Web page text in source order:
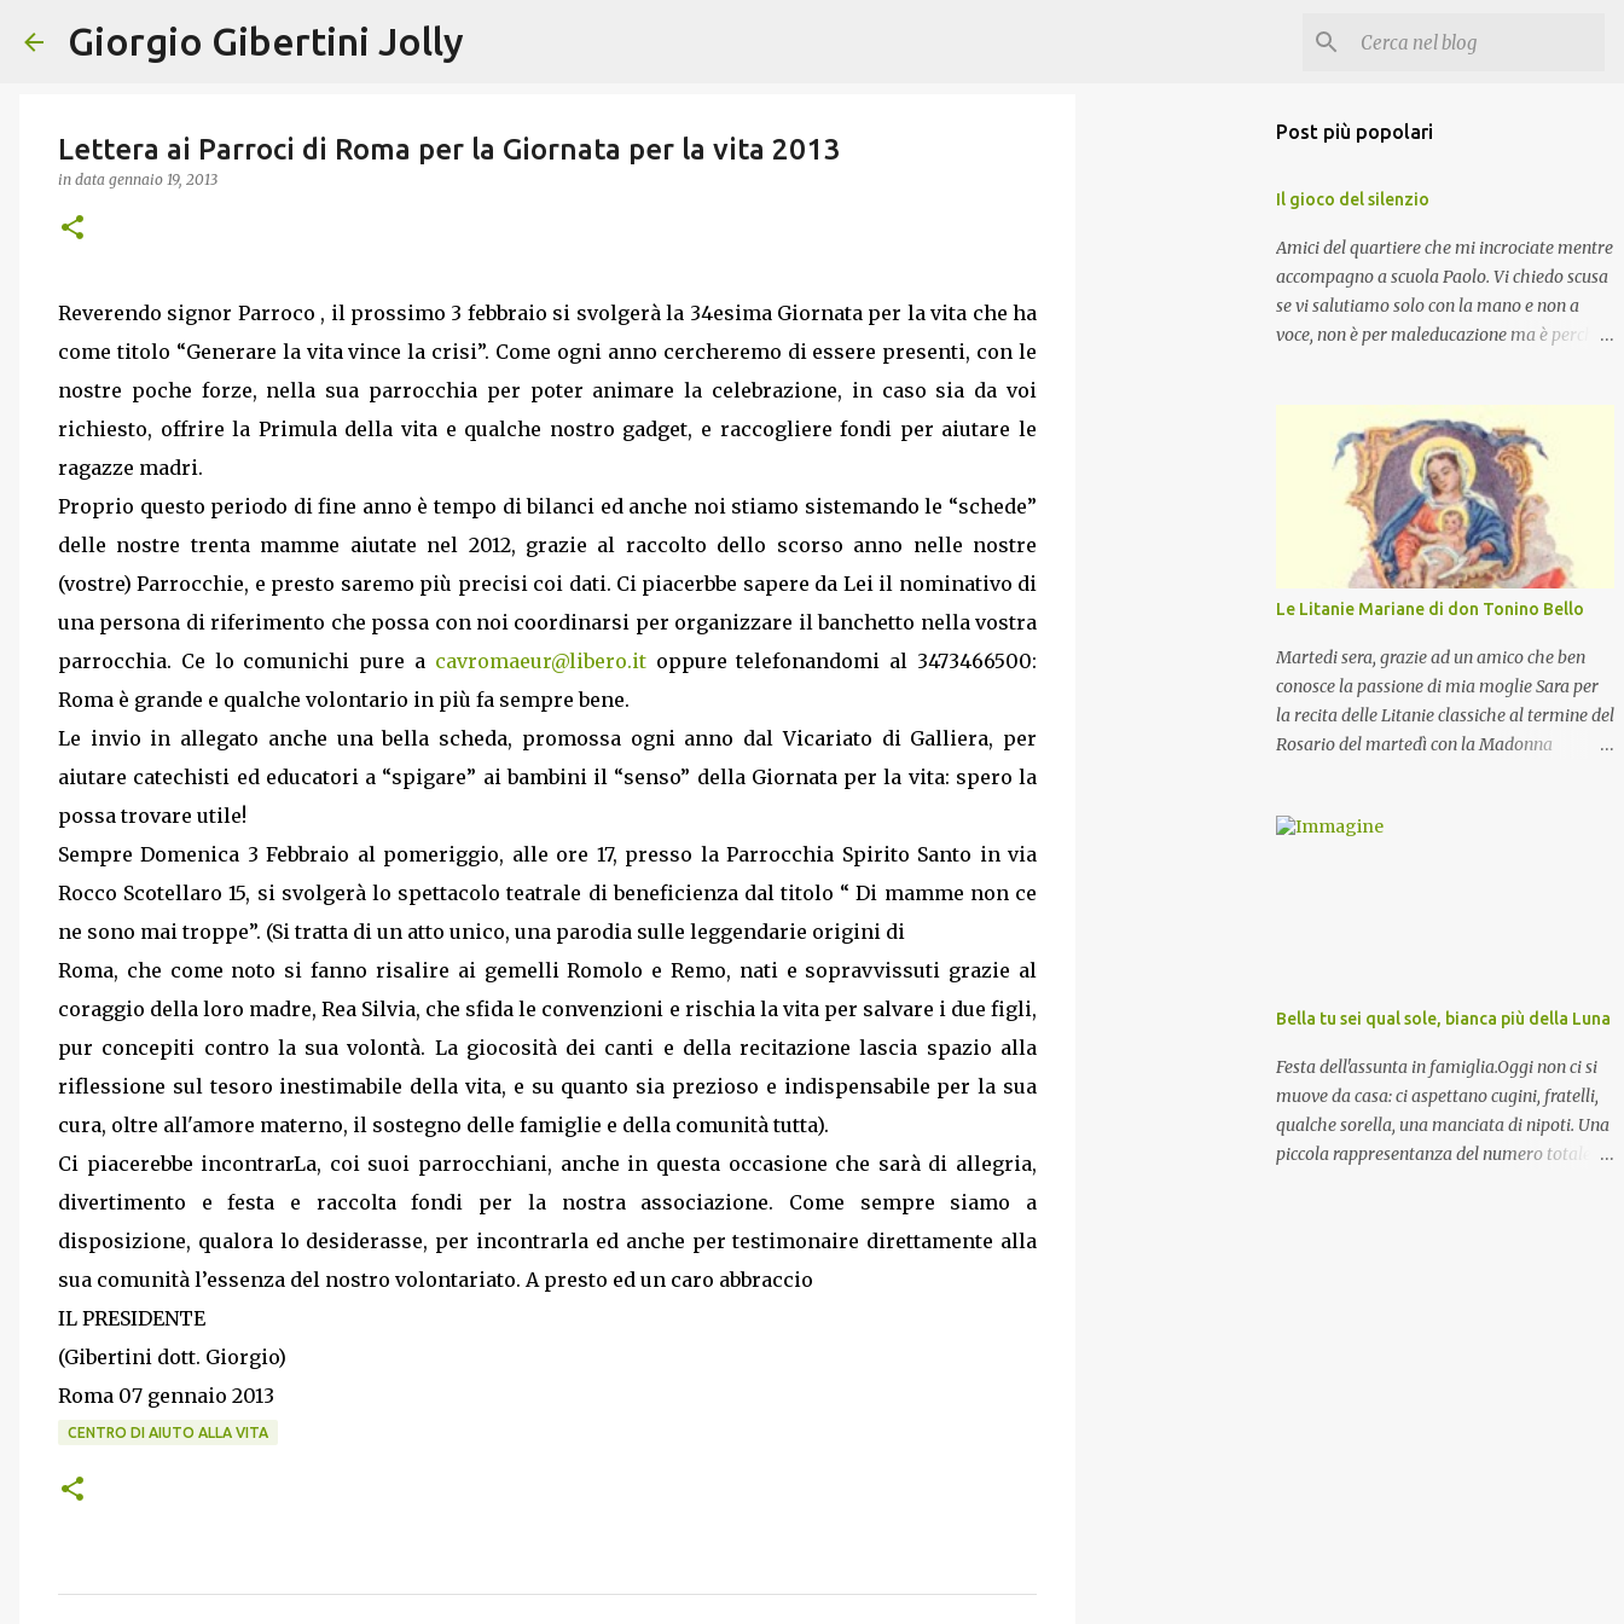
Giorgio Gibertini Jolly
Lettera ai Parroci di Roma per la Giornata per la vita 2013
in data gennaio 19, 2013
Reverendo signor Parroco , il prossimo 3 febbraio si svolgerà la 34esima Giornata per la vita che ha
come titolo “Generare la vita vince la crisi”. Come ogni anno cercheremo di essere presenti, con le
nostre poche forze, nella sua parrocchia per poter animare la celebrazione, in caso sia da voi
richiesto, offrire la Primula della vita e qualche nostro gadget, e raccogliere fondi per aiutare le
ragazze madri.
Proprio questo periodo di fine anno è tempo di bilanci ed anche noi stiamo sistemando le “schede”
delle nostre trenta mamme aiutate nel 2012, grazie al raccolto dello scorso anno nelle nostre
(vostre) Parrocchie, e presto saremo più precisi coi dati. Ci piacerbbe sapere da Lei il nominativo di
una persona di riferimento che possa con noi coordinarsi per organizzare il banchetto nella vostra
parrocchia. Ce lo comunichi pure a cavromaeur@libero.itoppure telefonandomi al 3473466500:
Roma è grande e qualche volontario in più fa sempre bene.
Le invio in allegato anche una bella scheda, promossa ogni anno dal Vicariato di Galliera, per
aiutare catechisti ed educatori a “spigare” ai bambini il “senso” della Giornata per la vita: spero la
possa trovare utile!
Sempre Domenica 3 Febbraio al pomeriggio, alle ore 17, presso la Parrocchia Spirito Santo in via
Rocco Scotellaro 15, si svolgerà lo spettacolo teatrale di beneficienza dal titolo “ Di mamme non ce
ne sono mai troppe”. (Si tratta di un atto unico, una parodia sulle leggendarie origini di
Roma, che come noto si fanno risalire ai gemelli Romolo e Remo, nati e sopravvissuti grazie al
coraggio della loro madre, Rea Silvia, che sfida le convenzioni e rischia la vita per salvare i due figli,
pur concepiti contro la sua volontà. La giocosità dei canti e della recitazione lascia spazio alla
riflessione sul tesoro inestimabile della vita, e su quanto sia prezioso e indispensabile per la sua
cura, oltre all'amore materno, il sostegno delle famiglie e della comunità tutta).
Ci piacerebbe incontrarLa, coi suoi parrocchiani, anche in questa occasione che sarà di allegria,
divertimento e festa e raccolta fondi per la nostra associazione. Come sempre siamo a
disposizione, qualora lo desiderasse, per incontrarla ed anche per testimonaire direttamente alla
sua comunità l’essenza del nostro volontariato. A presto ed un caro abbraccio
IL PRESIDENTE
(Gibertini dott. Giorgio)
Roma 07 gennaio 2013
CENTRO DI AIUTO ALLA VITA
Post più popolari
Il gioco del silenzio
Amici del quartiere che mi incrociate mentre
accompagno a scuola Paolo. Vi chiedo scusa
se vi salutiamo solo con la mano e non a
voce, non è per maleducazione ma è perché
Le Litanie Mariane di don Tonino Bello
Martedi sera, grazie ad un amico che ben
conosce la passione di mia moglie Sara per
la recita delle Litanie classiche al termine del
Rosario del martedì con la Madonna
ritmate sulle invocazioni del Vescovo don
Bella tu sei qual sole, bianca più della Luna
Festa dell'assunta in famiglia.Oggi non ci si
muove da casa: ci aspettano cugini, fratelli,
qualche sorella, una manciata di nipoti. Una
piccola rappresentanza del numero totale